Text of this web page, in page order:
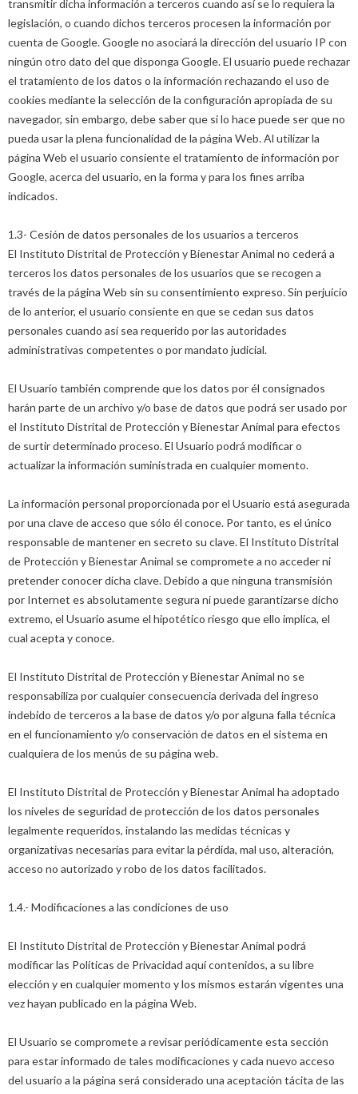
transmitir dicha información a terceros cuando así se lo requiera la
legislación, o cuando dichos terceros procesen la información por
cuenta de Google. Google no asociará la dirección del usuario IP con
ningún otro dato del que disponga Google. El usuario puede rechazar
el tratamiento de los datos o la información rechazando el uso de
cookies mediante la selección de la configuración apropiada de su
navegador, sin embargo, debe saber que si lo hace puede ser que no
pueda usar la plena funcionalidad de la página Web. Al utilizar la
página Web el usuario consiente el tratamiento de información por
Google, acerca del usuario, en la forma y para los fines arriba
indicados.
1.3- Cesión de datos personales de los usuarios a terceros
El Instituto Distrital de Protección y Bienestar Animal no cederá a
terceros los datos personales de los usuarios que se recogen a
través de la página Web sin su consentimiento expreso. Sin perjuicio
de lo anterior, el usuario consiente en que se cedan sus datos
personales cuando así sea requerido por las autoridades
administrativas competentes o por mandato judicial.
El Usuario también comprende que los datos por él consignados
harán parte de un archivo y/o base de datos que podrá ser usado por
el Instituto Distrital de Protección y Bienestar Animal para efectos
de surtir determinado proceso. El Usuario podrá modificar o
actualizar la información suministrada en cualquier momento.
La información personal proporcionada por el Usuario está asegurada
por una clave de acceso que sólo él conoce. Por tanto, es el único
responsable de mantener en secreto su clave. El Instituto Distrital
de Protección y Bienestar Animal se compromete a no acceder ni
pretender conocer dicha clave. Debido a que ninguna transmisión
por Internet es absolutamente segura ni puede garantizarse dicho
extremo, el Usuario asume el hipotético riesgo que ello implica, el
cual acepta y conoce.
El Instituto Distrital de Protección y Bienestar Animal no se
responsabiliza por cualquier consecuencia derivada del ingreso
indebido de terceros a la base de datos y/o por alguna falla técnica
en el funcionamiento y/o conservación de datos en el sistema en
cualquiera de los menús de su página web.
El Instituto Distrital de Protección y Bienestar Animal ha adoptado
los niveles de seguridad de protección de los datos personales
legalmente requeridos, instalando las medidas técnicas y
organizativas necesarias para evitar la pérdida, mal uso, alteración,
acceso no autorizado y robo de los datos facilitados.
1.4.- Modificaciones a las condiciones de uso
El Instituto Distrital de Protección y Bienestar Animal podrá
modificar las Políticas de Privacidad aquí contenidos, a su libre
elección y en cualquier momento y los mismos estarán vigentes una
vez hayan publicado en la página Web.
El Usuario se compromete a revisar periódicamente esta sección
para estar informado de tales modificaciones y cada nuevo acceso
del usuario a la página será considerado una aceptación tácita de las